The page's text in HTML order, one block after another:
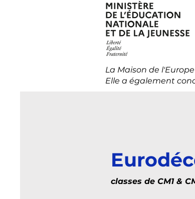
La Maison de
Elle a également
classes de CM1 &